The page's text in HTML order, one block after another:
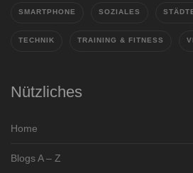
SMARTPHONE SOZIALES
TECHNIK TRAINING & FITNESS
Nützliches
Home
Blogs A – Z